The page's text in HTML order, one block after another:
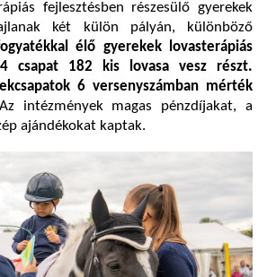
fejlesztésben részesülő gyerekek
két külön pályán, különböző
élő gyerekek lovasterápiás
csapat
182 kis lovasa vesz részt.
6 versenyszámban mérték
Az intézmények magas pénzdíjakat, a
ajándékokat kaptak.